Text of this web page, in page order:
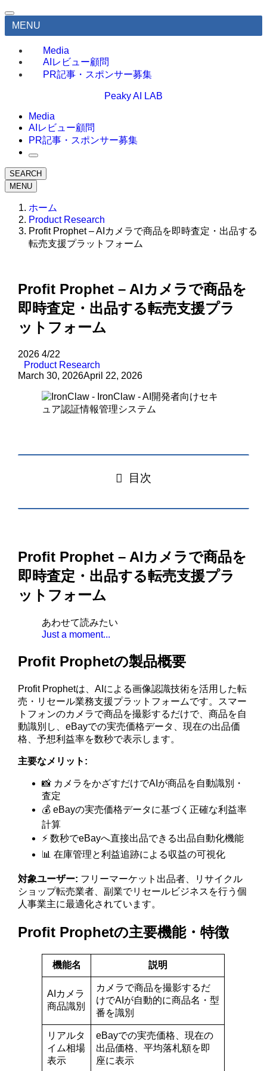
MENU
Media
AIレビュー顧問
PR記事・スポンサー募集
Peaky AI LAB
Media
AIレビュー顧問
PR記事・スポンサー募集
SEARCH
MENU
ホーム
Product Research
Profit Prophet – AIカメラで商品を即時査定・出品する
転売支援プラットフォーム
Profit Prophet – AIカメラで商品を
即時査定・出品する転売支援プラ
ットフォーム
2026 4/22
Product Research
March 30, 2026April 22, 2026
目次
Profit Prophet – AIカメラで商品を
即時査定・出品する転売支援プラ
ットフォーム
あわせて読みたい
Just a moment...
Profit Prophetの製品概要
Profit Prophetは、AIによる画像認識技術を活用した転
売・リセール業務支援プラットフォームです。スマー
トフォンのカメラで商品を撮影するだけで、商品を自
動識別し、eBayでの実売価格データ、現在の出品価
格、予想利益率を数秒で表示します。
主要なメリット:
📸 カメラをかざすだけでAIが商品を自動識別・
査定
💰 eBayの実売価格データに基づく正確な利益率
計算
⚡ 数秒でeBayへ直接出品できる出品自動化機能
📊 在庫管理と利益追跡による収益の可視化
対象ユーザー: フリーマーケット出品者、リサイクル
ショップ転売業者、副業でリセールビジネスを行う個
人事業主に最適化されています。
Profit Prophetの主要機能・特徴
機能名 説明
AIカメラ
商品識別
カメラで商品を撮影するだ
けでAIが自動的に商品名・型
番を識別
リアルタ
イム相場
表示
eBayでの実売価格、現在の
出品価格、平均落札額を即
座に表示